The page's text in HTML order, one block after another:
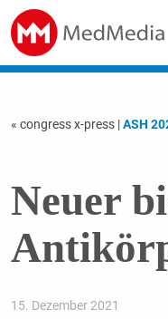
« congress x-press |ASH
Neuer
15. Dezember 2021